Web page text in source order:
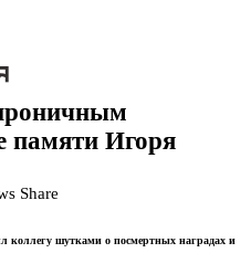
памяти Игоря
Share
коллегу шутками о посмертных наградах и